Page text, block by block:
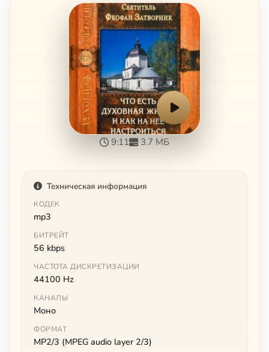
9:11 3.7 МБ
Техническая информация
КОДЕК
mp3
БИТРЕЙТ
56 kbps
ЧАСТОТА ДИСКРЕТИЗАЦИИ
44100 Hz
КАНАЛЫ
Моно
ФОРМАТ
MP2/3 (MPEG audio layer 2/3)